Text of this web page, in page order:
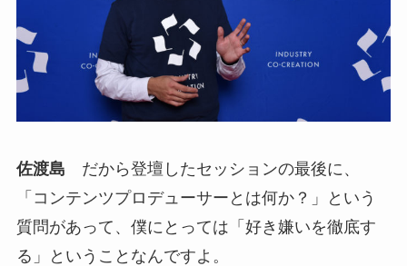
佐渡島 だから登壇したセッションの最後に、
「コンテンツプロデューサーとは何か？」という
質問があって、僕にとっては「好き嫌いを徹底す
る」ということなんですよ。